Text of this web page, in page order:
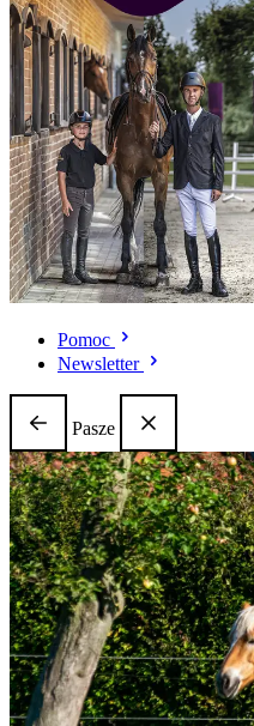
Pomoc
Newsletter
Pasze